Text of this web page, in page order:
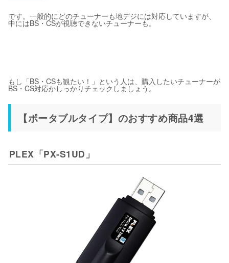
です。一般的にどのチューナーも地デジには対応していますが、
中にはBS・CSが視聴できないチューナーも。
もし「BS・CSも観たい！」という人は、購入したいチューナーが
BS・CS対応かしっかりチェックしましょう。
【ポータブルタイプ】のおすすめ商品4選
PLEX「PX-S1UD」